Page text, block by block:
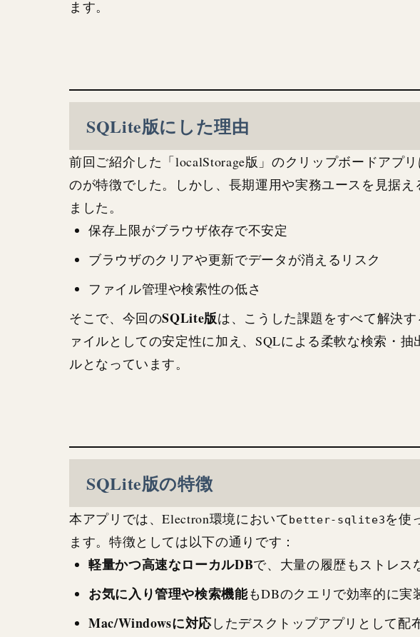
ます。
SQLite版にした理由
前回ご紹介した「localStorage版」のクリップボードアプ
のが特徴でした。しかし、長期運用や実務ユースを見据
ました。
保存上限がブラウザ依存で不安定
ブラウザのクリアや更新でデータが消えるリスク
ファイル管理や検索性の低さ
そこで、今回のSQLite版は、こうした課題をすべて解決
ァイルとしての安定性に加え、SQLによる柔軟な検索・
ルとなっています。
SQLite版の特徴
本アプリでは、Electron環境においてbetter-sqlite3を使
ます。特徴としては以下の通りです：
軽量かつ高速なローカルDBで、大量の履歴もストレス
お気に入り管理や検索機能もDBのクエリで効率的に実
Mac/Windowsに対応したデスクトップアプリとして配